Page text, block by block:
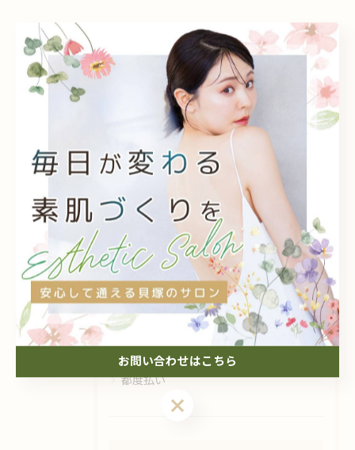
カテゴリー Categories
全てのカテゴリー
フェイシャル
脱毛
シミケア
エイジング対策
個人
メンズ
子供
介護
都度払い
お問い合わせはこちら